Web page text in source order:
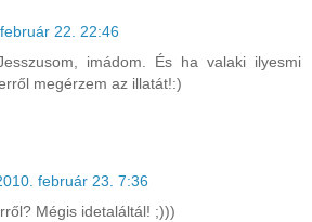
22. 22:46
imádom. És ha valaki ilyesmi
megérzem az illatát!:)
február 23. 7:36
Mégis idetaláltál! ;)))